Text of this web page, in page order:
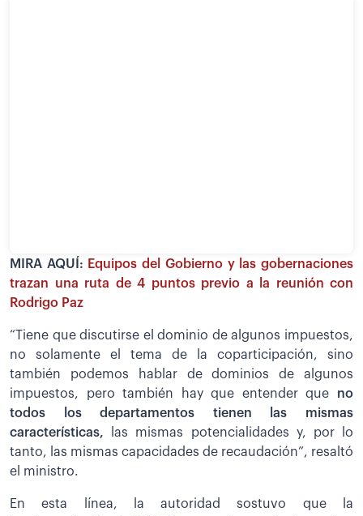
MIRA AQUÍ: Equipos del Gobierno y las gobernaciones
trazan una ruta de 4 puntos previo a la reunión con
Rodrigo Paz
“Tiene que discutirse el dominio de algunos impuestos,
no solamente el tema de la coparticipación, sino
también podemos hablar de dominios de algunos
impuestos, pero también hay que entender que no
todos los departamentos tienen las mismas
características,
las mismas potencialidades y, por lo
tanto, las mismas capacidades de recaudación”, resaltó
el ministro.
En esta línea, la autoridad sostuvo que la